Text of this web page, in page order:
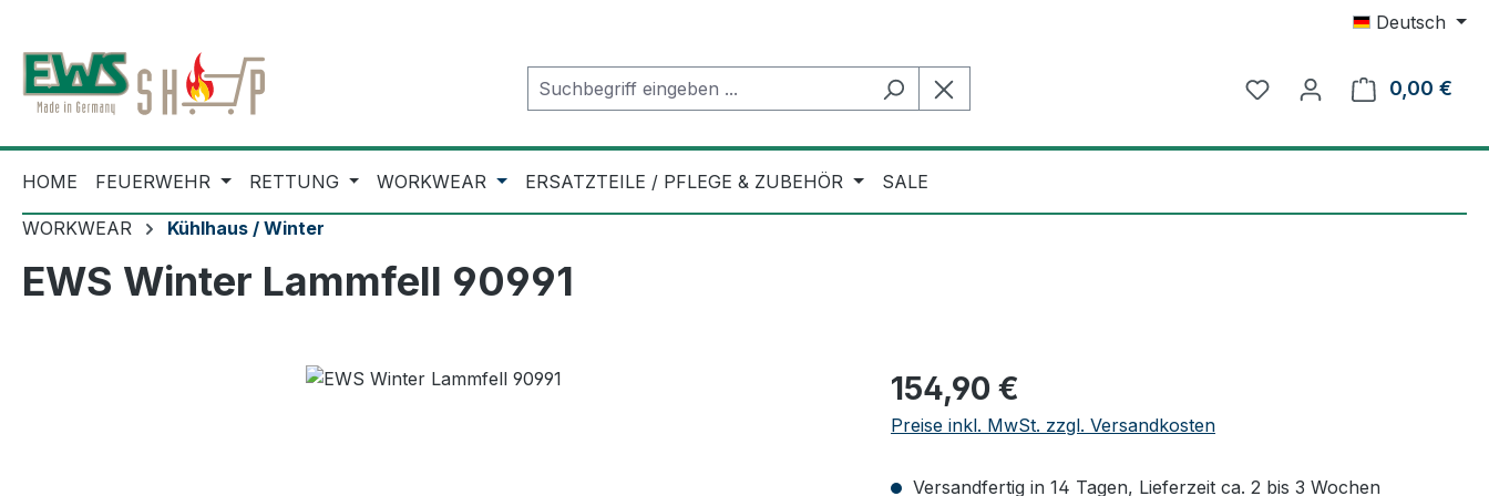
Deutsch
0,00 €
HOME FEUERWEHR RETTUNG WORKWEAR ERSATZTEILE / PFLEGE & ZUBEHÖR SALE
WORKWEAR Kühlhaus / Winter
EWS Winter Lammfell 90991
Regulärer Preis:
154,90 €
Preise inkl. MwSt. zzgl. Versandkosten
Versandfertig in 14 Tagen, Lieferzeit ca. 2 bis 3 Wochen